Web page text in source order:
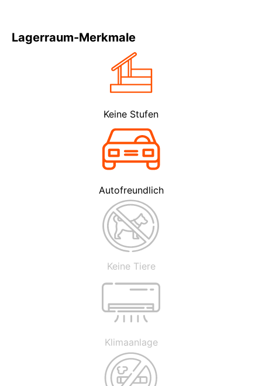
Lagerraum-Merkmale
Keine Stufen
Autofreundlich
Keine Tiere
Klimaanlage